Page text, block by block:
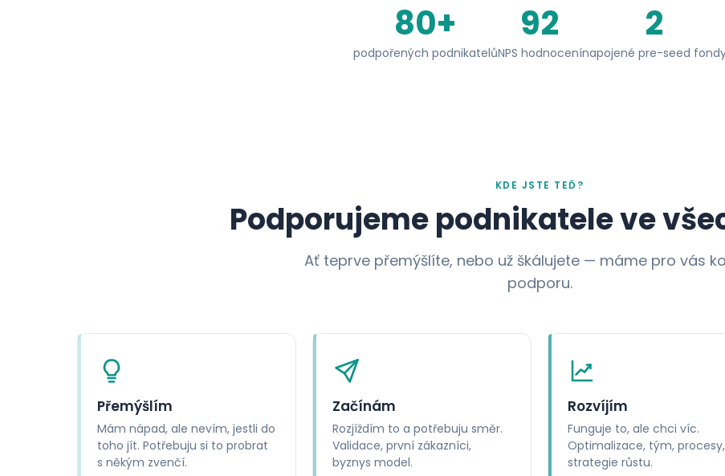
80+
podpořených podnikatelů
92
NPS hodnocení
2
napojené pre-seed
KDE JSTE TEĎ?
Podporujeme podnikatele ve
Ať teprve přemýšlíte, nebo už škálujete — máme pro vás
podporu.
Přemýšlím
Mám nápad, ale nevím, jestli do
toho jít. Potřebuju si to probrat
s někým zvenčí.
Začínám
Rozjíždím to a potřebuju směr.
Validace, první zákazníci,
byznys model.
Rozvíjím
Funguje to, ale chci víc.
Optimalizace, tým, procesy,
strategie růstu.